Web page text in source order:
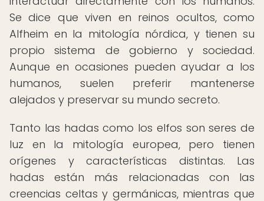
Se dice que viven en reinos ocultos, como
Alfheim en la mitología nórdica, y tienen su
propio sistema de gobierno y sociedad.
Aunque en ocasiones pueden ayudar a los
humanos, suelen preferir mantenerse
alejados y preservar su mundo secreto.
Tanto las hadas como los elfos son seres de
luz en la mitología europea, pero tienen
orígenes y características distintas. Las
hadas están más relacionadas con las
creencias celtas y germánicas, mientras que